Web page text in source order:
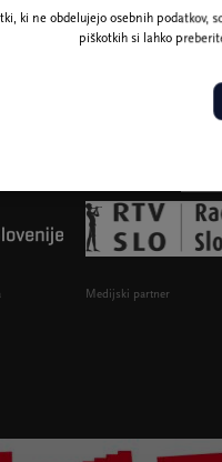
Medijski partner
ki ne obdelujejo osebnih
piškotkih si lahko